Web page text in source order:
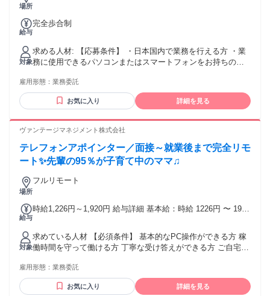
場所
給与
完全歩合制
対象
求める人材: 【応募条件】 ・日本国内で業務を行える方 ・業
務に使用できるパソコンまたはスマートフォンをお持ちの方
を適切に管理できる方 ・法令および会社の案内ルールを守っ
て業務を行える方 ・対応履歴や結果を正確に入力・報告でき
経験の有無にかかわらず、応募条件と成果報酬の仕組みを十
方】 ・自分で業務時間を組み立てたい方 ・人の話を丁寧に聞
ける方 ・相手に合わせて分かりやすく説明できる方 ・決めら
がら業務を進められる方 ・対応結果を正確に記録・報告でき
雇用形態： 業務委託
お気に入り 詳細を見る
ヴァンテージマネジメント株式会社
テレフォンアポインター／面接～就業後まで完全リモ
ート✨先輩の95％が子育て中のママ♫
場所
フルリモート
給与
時給1,226円～1,920円 給与詳細 基本給：時給 1226円 〜 1920
アポイントインセンティブあり 1件あたり500～2200円を支
給！ インセンティブを含めると 1時間あたり平均1300円を
GET！ トップオペレーターだと 1時間あたり3000円近いです
♫ ✨また、経験・スキルに応じては SV（育成担当）への昇格
対象
求めている人材 【必須条件】 基本的なPC操作ができる方 稼
働時間を守って働ける方 丁寧な受け答えができる方 ご自宅に
働を想定 【ひとつでも当てはまれば歓迎】 ✋電話発信（架
電）や テレアポの経験がある方 ✋BtoB営業の経験がある方 ✋
明るくハキハキと会話ができる方 ༶ ༶ ༶ ༶ ༶ ༶ ༶ ༶ ༶ ༶ ༶ ༶ ༶
雇用形態： 業務委託
お気に入り 詳細を見る